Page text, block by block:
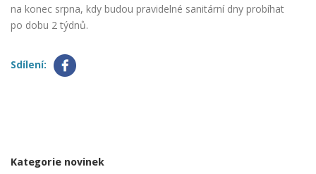
na konec srpna, kdy budou pravidelné sanitární dny probíhat
po dobu 2 týdnů.
Sdílení:
Kategorie novinek